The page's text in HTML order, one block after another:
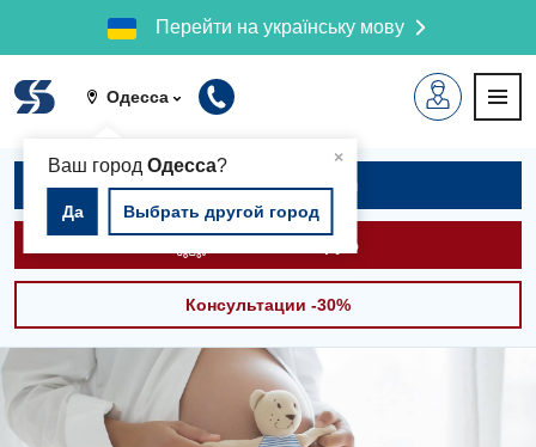
Перейти на українську мову
Одесса
×
Ваш город Одесса?
Да Выбрать другой город
Записаться на приём
Вызвать скорую
Консультации -30%